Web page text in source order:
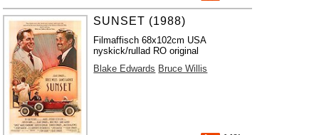
SUNSET (1988)
Filmaffisch 68x102cm USA
nyskick/rullad RO original
Blake Edwards Bruce Willis